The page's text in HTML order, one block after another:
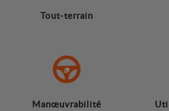
Tout-terrain
Manœuvrabilité